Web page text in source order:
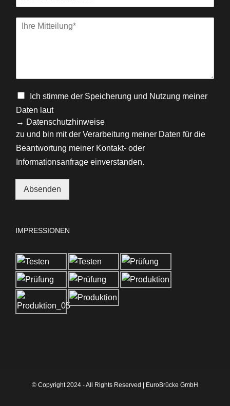
Ich stimme der Speicherung und Nutzung meiner
Daten laut
→ Datenschutzhinweise
zu und bin mit der Verarbeitung meiner Daten für die
Beantwortung meiner Kontakt- oder
Informationsanfrage einverstanden.
Absenden
IMPRESSIONEN
© Copyright 2024 - All Rights Reserved | EuroBrücke GmbH